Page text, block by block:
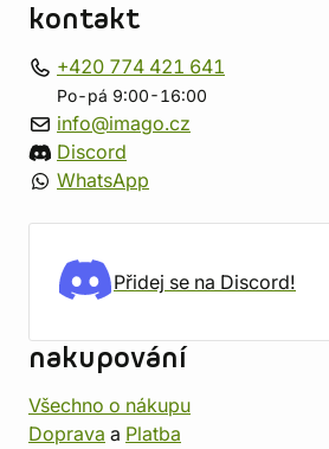
kontakt
+420 774 421 641
Po-pá 9:00-16:00
info@imago.cz
Discord
WhatsApp
Přidej se na Discord!
nakupování
Všechno o nákupu
Doprava a Platba